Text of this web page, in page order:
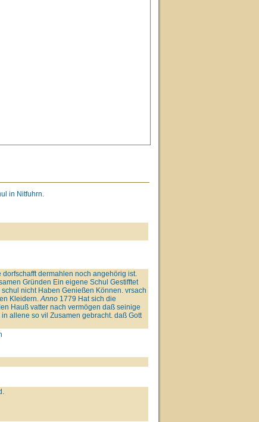
in Nitfuhrn.
dermahlen noch angehörig ist.
Gründen Ein eigene Schul Gestifftet
nicht Haben Genießen Können. vrsach
Kleidern. Anno1779 Hat sich die
Hauß vatter nach vermögen daß seinige
allene so vil Zusamen gebracht. daß Gott